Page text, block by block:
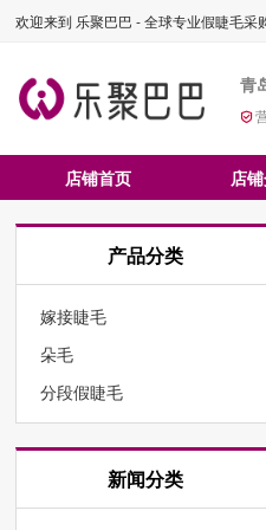
欢迎来到 乐聚巴巴 - 全球专业假睫毛采
青
店铺首页 店
产品分类
嫁接睫毛
朵毛
分段假睫毛
新闻分类